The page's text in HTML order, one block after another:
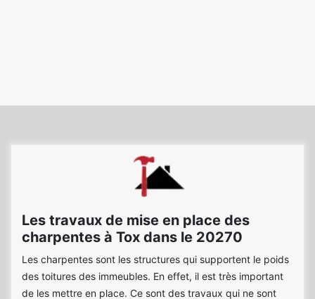
Les travaux de mise en place des
charpentes à Tox dans le 20270
Les charpentes sont les structures qui supportent le poids
des toitures des immeubles. En effet, il est très important
de les mettre en place. Ce sont des travaux qui ne sont